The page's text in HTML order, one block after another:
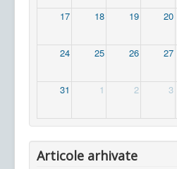
17 18 19 20
24 25 26 27
31 1 2 3
Articole arhivate